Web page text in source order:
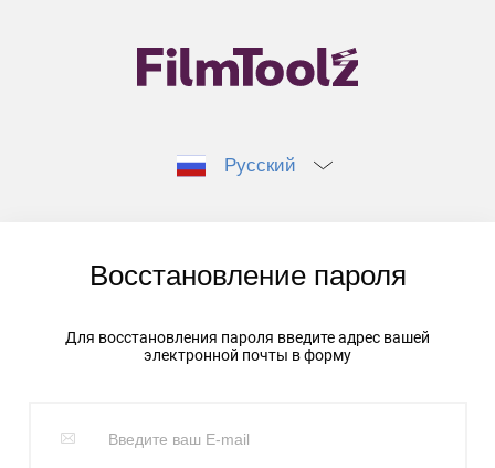
Русский
Восстановление пароля
Для восстановления пароля введите адрес вашей
электронной почты в форму